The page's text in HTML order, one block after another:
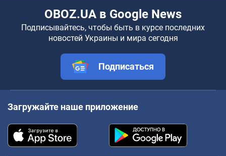
OBOZ.UA в Google News
Подписывайтесь, чтобы быть в курсе последних
новостей Украины и мира сегодня
Подписаться
Загружайте наше приложение